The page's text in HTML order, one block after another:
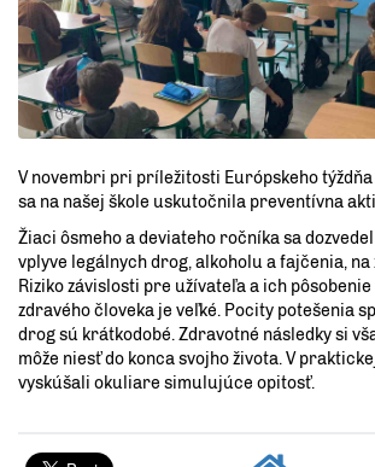
V novembri pri príležitosti Európskeho
sa na našej škole uskutočnila preventívna
Žiaci ôsmeho a deviateho ročníka sa
vplyve legálnych drog, alkoholu a fajčenia,
Riziko závislosti pre užívateľa a ich
zdravého človeka je veľké. Pocity potešenia
drog sú krátkodobé. Zdravotné následky si
môže niesť do konca svojho života. V
vyskúšali okuliare simulujúce opitosť.